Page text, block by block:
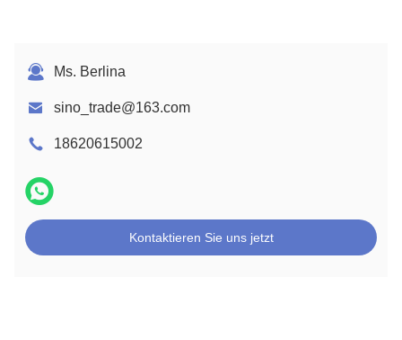
Ms. Berlina
sino_trade@163.com
18620615002
Kontaktieren Sie uns jetzt